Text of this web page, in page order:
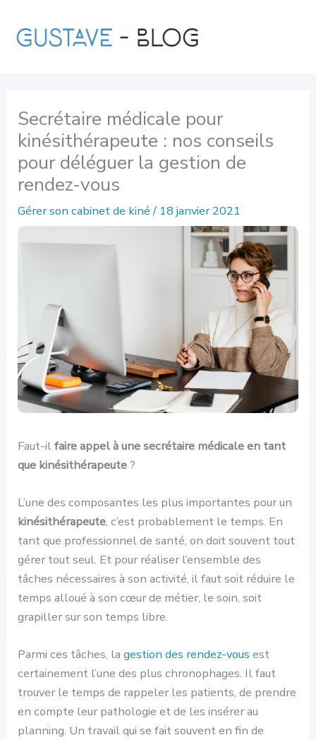
contenu
Secrétaire médicale pour
kinésithérapeute : nos conseils
pour déléguer la gestion de
rendez-vous
Gérer son cabinet de kiné/ 18 janvier 2021
Faut-ilfaire appel à une secrétaire médicale en tant
que kinésithérapeute?
L’une des composantes les plus importantes pour un
kinésithérapeute, c’est probablement le temps. En
tant que professionnel de santé, on doit souvent tout
gérer tout seul. Et pour réaliser l’ensemble des
tâches nécessaires à son activité, il faut soit réduire le
temps alloué à son cœur de métier, le soin, soit
grapiller sur son temps libre.
Parmi ces tâches, lagestion des rendez-vous est
certainement l’une des plus chronophages. Il faut
trouver le temps de rappeler les patients, de prendre
en compte leur pathologie et de les insérer au
planning. Un travail qui se fait souvent en fin de